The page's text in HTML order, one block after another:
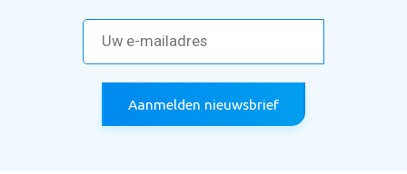
Aanmelden nieuwsbrief